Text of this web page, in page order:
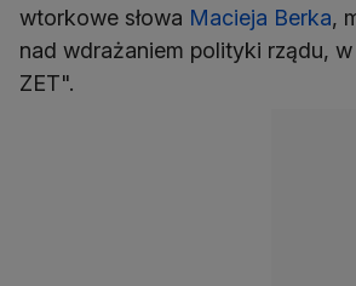
wtorkowe słowa Macieja Berka,
nad wdrażaniem polityki rządu,
ZET".